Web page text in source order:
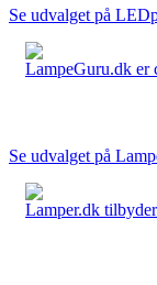
Se udvalget på
LampeGuru.dk er
Se udvalget på
Lamper.dk